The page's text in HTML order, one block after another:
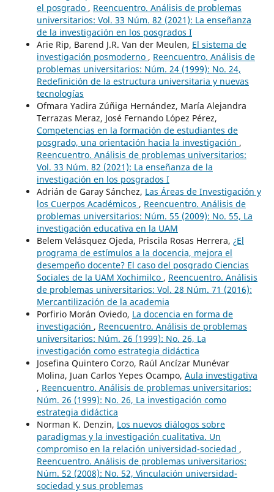
el posgrado , Reencuentro. Análisis de problemas
universitarios: Vol. 33 Núm. 82 (2021): La enseñanza
de la investigación en los posgrados I
Arie Rip, Barend J.R. Van der Meulen, El sistema de
investigación posmoderno , Reencuentro. Análisis de
problemas universitarios: Núm. 24 (1999): No. 24,
Redefinición de la estructura universitaria y nuevas
tecnologías
Ofmara Yadira Zúñiga Hernández, María Alejandra
Terrazas Meraz, José Fernando López Pérez,
Competencias en la formación de estudiantes de
posgrado, una orientación hacia la investigación ,
Reencuentro. Análisis de problemas universitarios:
Vol. 33 Núm. 82 (2021): La enseñanza de la
investigación en los posgrados I
Adrián de Garay Sánchez, Las Áreas de Investigación y
los Cuerpos Académicos , Reencuentro. Análisis de
problemas universitarios: Núm. 55 (2009): No. 55, La
investigación educativa en la UAM
Belem Velásquez Ojeda, Priscila Rosas Herrera, ¿El
programa de estímulos a la docencia, mejora el
desempeño docente? El caso del posgrado Ciencias
Sociales de la UAM Xochimilco , Reencuentro. Análisis
de problemas universitarios: Vol. 28 Núm. 71 (2016):
Mercantilización de la academia
Porfirio Morán Oviedo, La docencia en forma de
investigación , Reencuentro. Análisis de problemas
universitarios: Núm. 26 (1999): No. 26, La
investigación como estrategia didáctica
Josefina Quintero Corzo, Raúl Ancízar Munévar
Molina, Juan Carlos Yepes Ocampo, Aula investigativa
, Reencuentro. Análisis de problemas universitarios:
Núm. 26 (1999): No. 26, La investigación como
estrategia didáctica
Norman K. Denzin, Los nuevos diálogos sobre
paradigmas y la investigación cualitativa. Un
compromiso en la relación universidad-sociedad ,
Reencuentro. Análisis de problemas universitarios:
Núm. 52 (2008): No. 52, Vinculación universidad-
sociedad y sus problemas